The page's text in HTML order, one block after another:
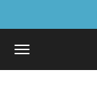
naar
de